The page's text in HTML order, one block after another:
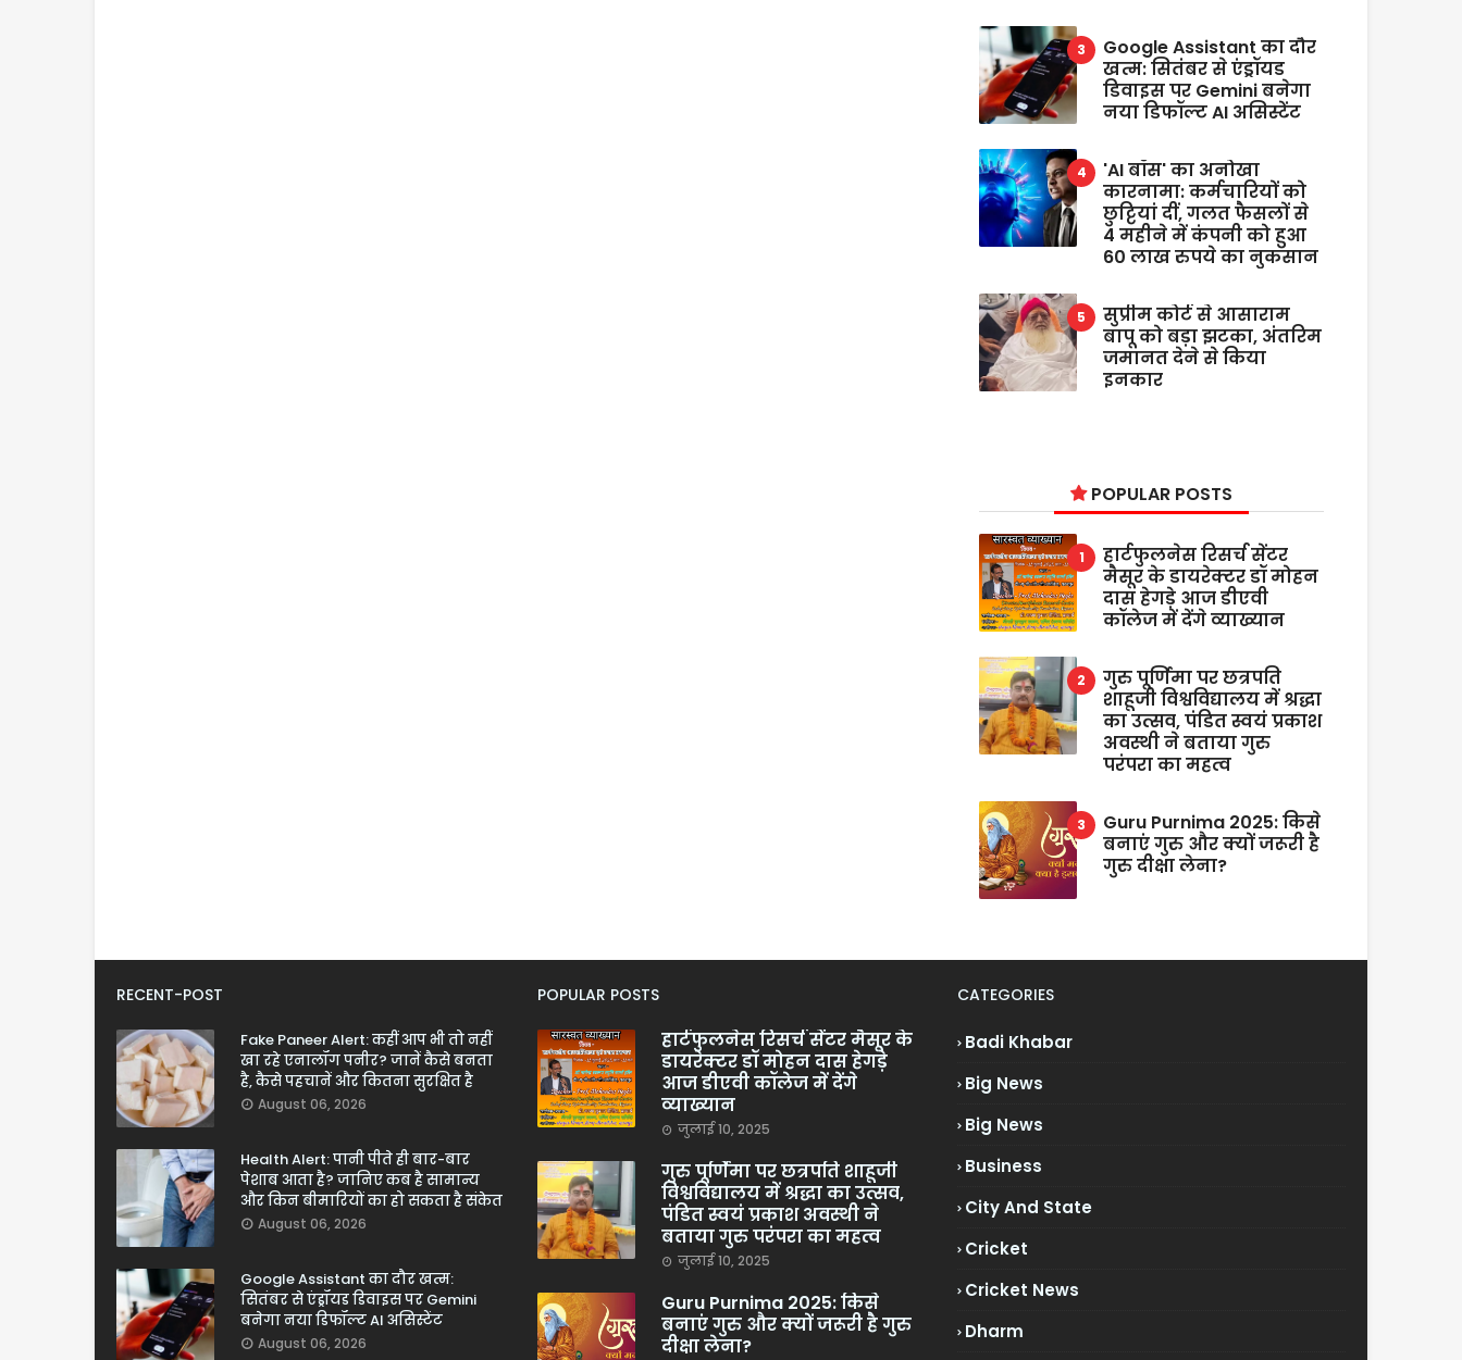
Google Assistant का दौर
खत्म: सितंबर से एंड्रॉयड
डिवाइस पर Gemini बनेगा
नया डिफॉल्ट AI असिस्टेंट
'AI बॉस' का अनोखा
कारनामा: कर्मचारियों को
छुट्टियां दीं, गलत फैसलों से
4 महीने में कंपनी को हुआ
60 लाख रुपये का नुकसान
सुप्रीम कोर्ट से आसाराम
बापू को बड़ा झटका, अंतरिम
जमानत देने से किया
इनकार
POPULAR POSTS
हार्टफुलनेस रिसर्च सेंटर
मैसूर के डायरेक्टर डॉ मोहन
दास हेगड़े आज डीएवी
कॉलेज में देंगे व्याख्यान
गुरु पूर्णिमा पर छत्रपति
शाहूजी विश्वविद्यालय में श्रद्धा
का उत्सव, पंडित स्वयं प्रकाश
अवस्थी ने बताया गुरु
परंपरा का महत्व
Guru Purnima 2025: किसे
बनाएं गुरु और क्यों जरूरी है
गुरु दीक्षा लेना?
RECENT-POST
Fake Paneer Alert: कहीं आप भी तो नहीं
खा रहे एनालॉग पनीर? जानें कैसे बनता
है, कैसे पहचानें और कितना सुरक्षित है
August 06, 2026
Health Alert: पानी पीते ही बार-बार
पेशाब आता है? जानिए कब है सामान्य
और किन बीमारियों का हो सकता है संकेत
August 06, 2026
Google Assistant का दौर खत्म:
सितंबर से एंड्रॉयड डिवाइस पर Gemini
बनेगा नया डिफॉल्ट AI असिस्टेंट
August 06, 2026
POPULAR POSTS
हार्टफुलनेस रिसर्च सेंटर मैसूर के
डायरेक्टर डॉ मोहन दास हेगड़े
आज डीएवी कॉलेज में देंगे
व्याख्यान
जुलाई 10, 2025
गुरु पूर्णिमा पर छत्रपति शाहूजी
विश्वविद्यालय में श्रद्धा का उत्सव,
पंडित स्वयं प्रकाश अवस्थी ने
बताया गुरु परंपरा का महत्व
जुलाई 10, 2025
Guru Purnima 2025: किसे
बनाएं गुरु और क्यों जरूरी है गुरु
दीक्षा लेना?
CATEGORIES
Badi Khabar
Big News
Big News
Business
City And State
Cricket
Cricket News
Dharm